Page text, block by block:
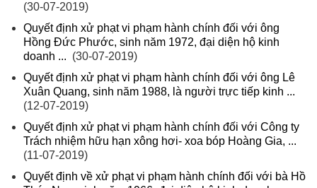
(30-07-2019)
Quyết định xử phạt vi phạm hành chính đối với ông
Hồng Đức Phước, sinh năm 1972, đại diện hộ kinh
doanh ... (30-07-2019)
Quyết định xử phạt vi phạm hành chính đối với ông Lê
Xuân Quang, sinh năm 1988, là người trực tiếp kinh ...
(12-07-2019)
Quyết định xử phạt vi phạm hành chính đối với Công ty
Trách nhiệm hữu hạn xông hơi- xoa bóp Hoàng Gia, ...
(11-07-2019)
Quyết định về xử phạt vi phạm hành chính đối với bà Hồ